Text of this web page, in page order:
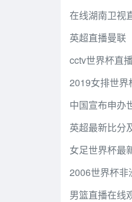
在线湖南卫视
英超直播曼联
cctv世界杯直
2019女排世界
中国宣布申办
英超最新比分
女足世界杯最
2006世界杯非
男篮直播在线